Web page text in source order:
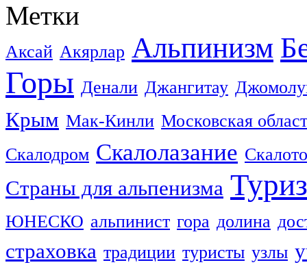
Метки
Аксай Акярлар Альпинизм
Горы Денали Джангитау
Крым Мак-Кинли Московская
Скалодром Скалолазание
Страны для альпенизма
ЮНЕСКО альпинист гора долина
страховка традиции туристы узлы